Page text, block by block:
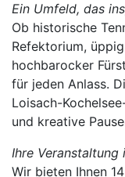
Ein Umfeld, das
Ob historische
Refektorium,
hochbarocker
für jeden Anlass.
Loisach-
und kreative
Ihre Veranstaltung
Wir bieten Ihnen